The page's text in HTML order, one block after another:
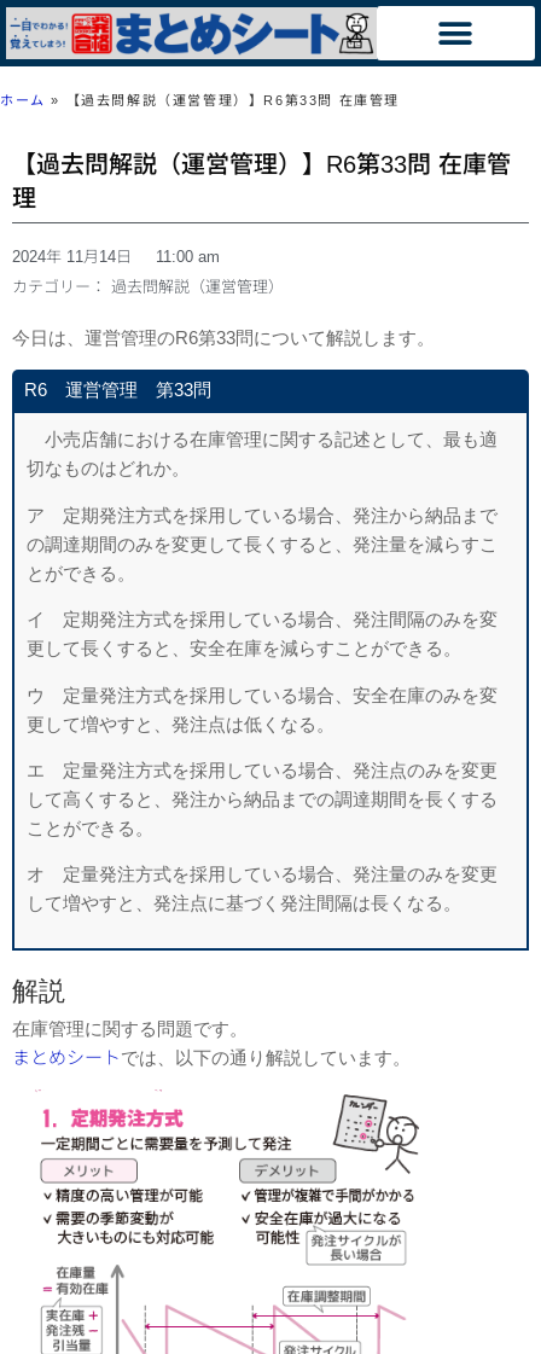
ホーム » 【過去問解説（運営管理）】R6第33問 在庫管理
【過去問解説（運営管理）】R6第33問 在庫管
理
2024年 11月14日
11:00 am
カテゴリー： 過去問解説（運営管理）
今日は、運営管理のR6第33問について解説します。
R6 運営管理 第33問
小売店舗における在庫管理に関する記述として、最も適
切なものはどれか。
ア 定期発注方式を採用している場合、発注から納品まで
の調達期間のみを変更して長くすると、発注量を減らすこ
とができる。
イ 定期発注方式を採用している場合、発注間隔のみを変
更して長くすると、安全在庫を減らすことができる。
ウ 定量発注方式を採用している場合、安全在庫のみを変
更して増やすと、発注点は低くなる。
エ 定量発注方式を採用している場合、発注点のみを変更
して高くすると、発注から納品までの調達期間を長くする
ことができる。
オ 定量発注方式を採用している場合、発注量のみを変更
して増やすと、発注点に基づく発注間隔は長くなる。
解説
在庫管理に関する問題です。
まとめシートでは、以下の通り解説しています。